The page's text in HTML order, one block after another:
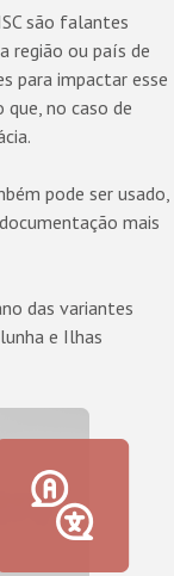
são falantes
região ou país de
para impactar esse
no caso de
pode ser usado,
mais
das variantes
e Ilhas